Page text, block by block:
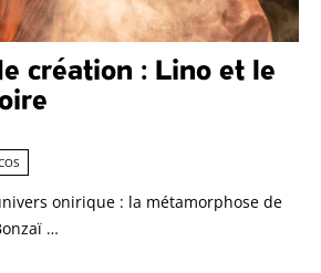
création : Lino et le
onirique : la métamorphose de
…